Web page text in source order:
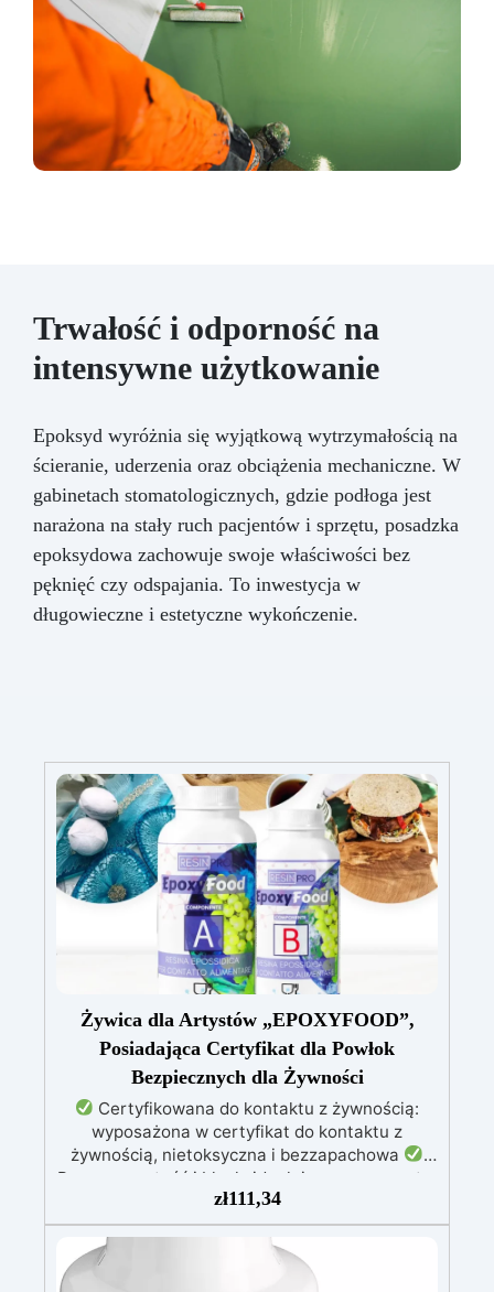
Trwałość i odporność na
intensywne użytkowanie
Epoksyd wyróżnia się wyjątkową wytrzymałością na
ścieranie, uderzenia oraz obciążenia mechaniczne. W
gabinetach stomatologicznych, gdzie podłoga jest
narażona na stały ruch pacjentów i sprzętu, posadzka
epoksydowa zachowuje swoje właściwości bez
pęknięć czy odspajania. To inwestycja w
długowieczne i estetyczne wykończenie.
Żywica dla Artystów „EPOXYFOOD”,
Posiadająca Certyfikat dla Powłok
Bezpiecznych dla Żywności
Certyfikowana do kontaktu z żywnością:
wyposażona w certyfikat do kontaktu z
żywnością, nietoksyczna i bezzapachowa
Przezroczystość i blask: idealnie przezroczyste,
błyszczące i samopoziomujące wykończenie po
katalizie
Odporność i trwałość: odporna na
zarysowania, chemikalia i zużycie, zapewniając
trwałe kreacje
Łatwość użycia: stosunek
zł111,34